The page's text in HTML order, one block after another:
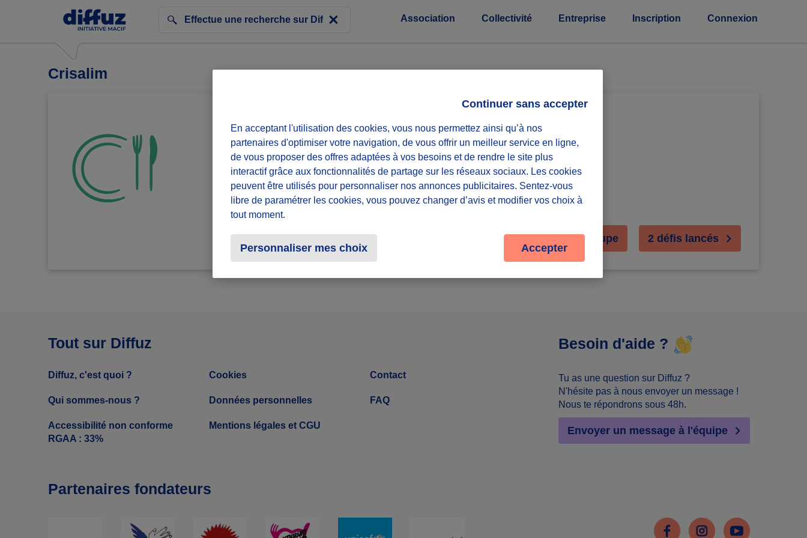
Association Collectivité Entreprise Inscription Connexion
Crisalim
Rejoindre le groupe 2 défis lancés
Tout sur Diffuz
Diffuz, c'est quoi ?
Qui sommes-nous ?
Accessibilité non conforme
RGAA : 33%
Cookies
Données personnelles
Mentions légales et CGU
Contact
FAQ
Besoin d'aide ?
Tu as une question sur Diffuz ?
N'hésite pas à nous envoyer un message !
Nous te répondrons sous 48h.
Envoyer un message à l'équipe
Partenaires fondateurs
FacebookInstagramYoutube
En acceptant l'utilisation des cookies, vous nous permettez ainsi qu’à nos
partenaires d'optimiser votre navigation, de vous offrir un meilleur service en ligne,
de vous proposer des offres adaptées à vos besoins et de rendre le site plus
interactif grâce aux fonctionnalités de partage sur les réseaux sociaux. Les cookies
peuvent être utilisés pour personnaliser nos annonces publicitaires. Sentez-vous
libre de paramétrer les cookies, vous pouvez changer d’avis et modifier vos choix à
tout moment.
Personnaliser mes choix
Continuer sans accepter
Accepter